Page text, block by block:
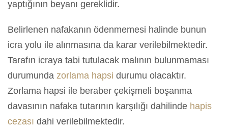
yaptığının beyanı gereklidir.
Belirlenen nafakanın ödenmemesi halinde bunun
icra yolu ile alınmasına da karar verilebilmektedir.
Tarafın icraya tabi tutulacak malının bulunmaması
durumunda zorlama hapsi durumu olacaktır.
Zorlama hapsi ile beraber çekişmeli boşanma
davasının nafaka tutarının karşılığı dahilinde hapis
cezası dahi verilebilmektedir.